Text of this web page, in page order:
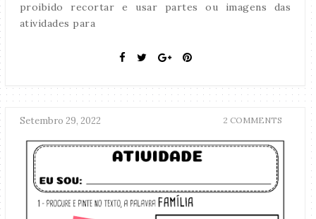
proibido recortar e usar partes ou imagens das
atividades para
Setembro 29, 2022 2 COMMENTS